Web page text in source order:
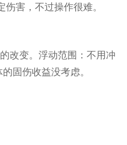
害，不过操作很难。
改变。浮动范围：不用冲
固伤收益没考虑。